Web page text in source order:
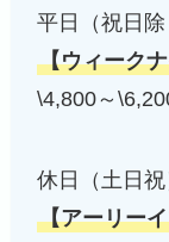
平日（祝日
【ウィーク
\4,800～
休日（土日
【アーリー